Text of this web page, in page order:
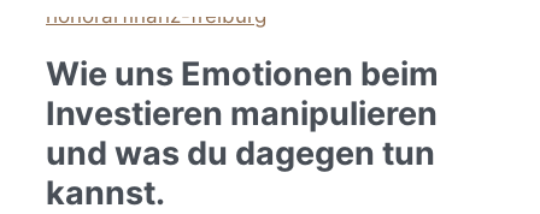
honorarfinanz-freiburg
Wie uns Emotionen beim
Investieren manipulieren
und was du dagegen tun
kannst.